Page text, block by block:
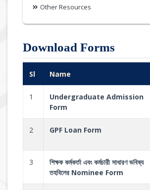
Other Resources
Download Forms
Sl Name
1
Undergraduate Admission
Form
2 GPF Loan Form
3
শিক্ষক কর্মকর্তা এবং কর্মচারী সাধারণ ভবিষ্য
তহবিলের Nominee Form